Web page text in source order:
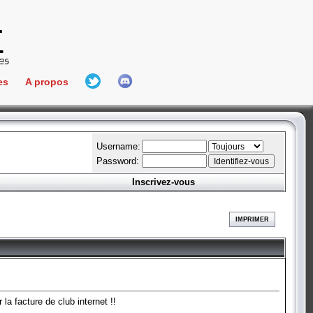
Connect
A propos
L'équipe
Hall Of Fame
Username:
Password:
Inscrivez-vous
IMPRIMER
la facture de club internet !!